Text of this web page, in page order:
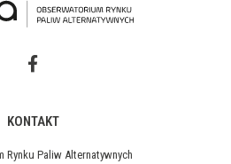
KONTAKT
Rynku Paliw Alternatywnych